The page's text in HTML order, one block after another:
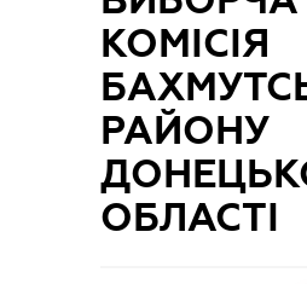
КОМІСІЯ
РАЙОНУ
ОБЛАСТІ